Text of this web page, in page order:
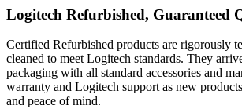
Logitech Refurbished, Guaranteed
Certified Refurbished products are rigorously
cleaned to meet Logitech standards. They
packaging with all standard accessories and
warranty and Logitech support as new
and peace of mind.